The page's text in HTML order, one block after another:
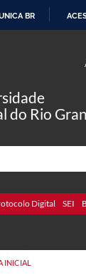
BR
do Rio
Digital SEI
INICIAL